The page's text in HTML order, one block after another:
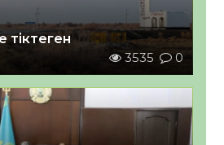
тіктеген
3535 0